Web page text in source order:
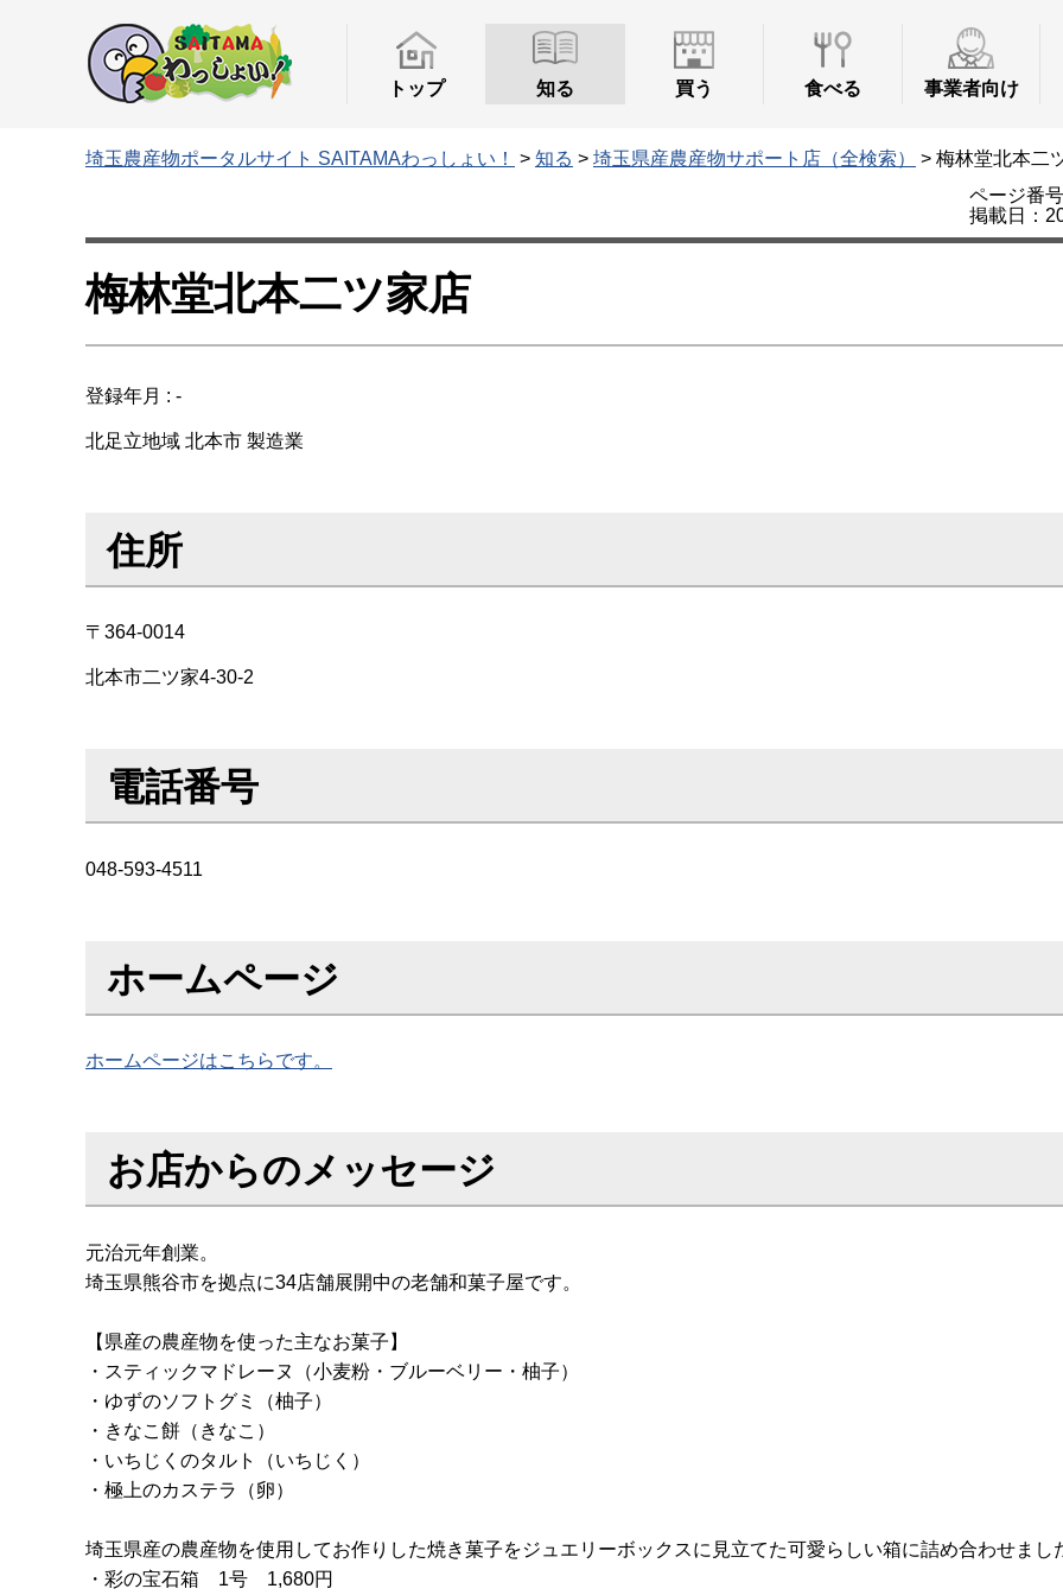
トップ 知る 買う 食べる 事業者向け
埼玉農産物ポータルサイト SAITAMAわっしょい！ > 知る > 埼玉県産農産物サポート店（全検索）
> 梅林堂北本二
ページ番
掲載日：
梅林堂北本二ツ家店
登録年月 : -
北足立地域 北本市 製造業
住所
〒364-0014
北本市二ツ家4-30-2
電話番号
048-593-4511
ホームページ
ホームページはこちらです。
お店からのメッセージ
元治元年創業。
埼玉県熊谷市を拠点に34店舗展開中の老舗和菓子屋です。
【県産の農産物を使った主なお菓子】
・スティックマドレーヌ（小麦粉・ブルーベリー・柚子）
・ゆずのソフトグミ（柚子）
・きなこ餅（きなこ）
・いちじくのタルト（いちじく）
・極上のカステラ（卵）
埼玉県産の農産物を使用してお作りした焼き菓子をジュエリーボックスに見立てた可愛らしい箱に詰め合わせまし
・彩の宝石箱 1号 1,680円